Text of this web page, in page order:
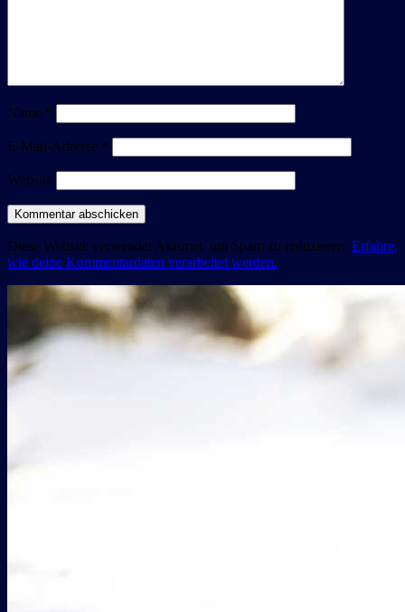
Name *
E-Mail-Adresse *
Website
Diese Website verwendet Akismet, um Spam zu reduzieren. Erfahre,
wie deine Kommentardaten verarbeitet werden.